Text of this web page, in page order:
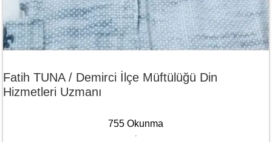
Fatih TUNA / Demirci İlçe Müftülüğü Din
Hizmetleri Uzmanı
755 Okunma